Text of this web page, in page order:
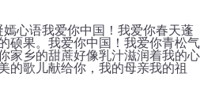
心语我爱你中国！我爱你春天蓬
硕果。我爱你中国！我爱你青松气
家乡的甜蔗好像乳汁滋润着我的心
的歌儿献给你，我的母亲我的祖